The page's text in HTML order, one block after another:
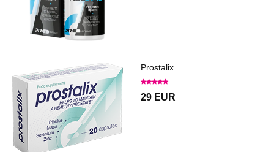
Prostalix
29 EUR